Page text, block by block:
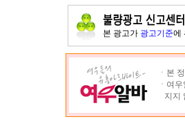
본 광고가 광고기준에
ㆍ본
ㆍ여
지지